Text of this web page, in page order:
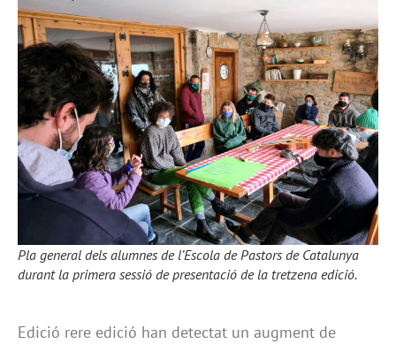
Pla general dels alumnes de l’Escola de Pastors de Catalunya
durant la primera sessió de presentació de la tretzena edició.
Edició rere edició han detectat un augment de